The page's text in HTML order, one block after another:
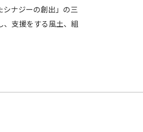
ナジーの創出」の三
、支援をする風土、組